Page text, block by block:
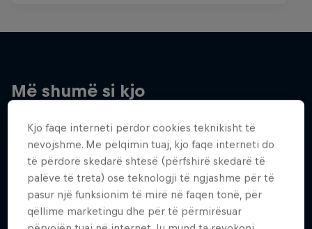
Më shumë si kjo
Kjo faqe interneti përdor cookies teknikisht të
nevojshme. Me pëlqimin tuaj, kjo faqe interneti do
të përdorë skedarë shtesë (përfshirë skedarë të
palëve të treta) ose teknologji të ngjashme për të
pasur një funksionim të mirë në faqen tonë, për
qëllime marketingu dhe për të përmirësuar